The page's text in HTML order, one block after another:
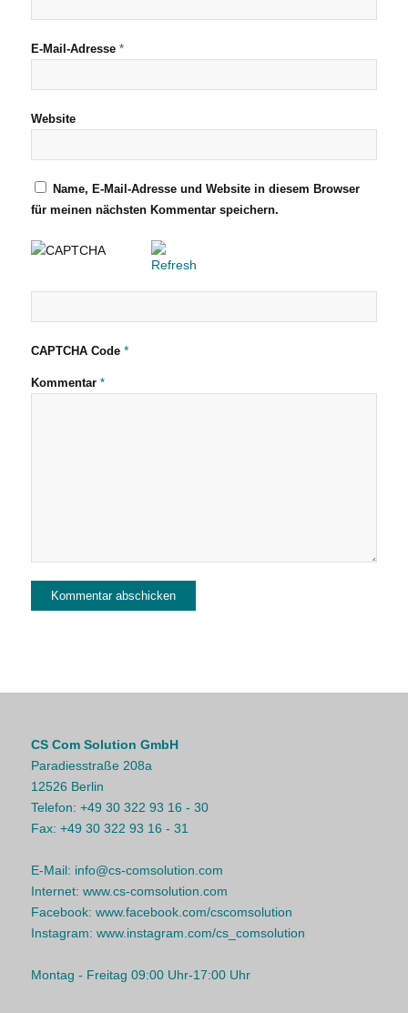
E-Mail-Adresse *
Website
Name, E-Mail-Adresse und Website in diesem Browser
für meinen nächsten Kommentar speichern.
CAPTCHA Code*
Kommentar *
CS Com Solution GmbH
Paradiesstraße 208a
12526 Berlin
Telefon: +49 30 322 93 16 - 30
Fax: +49 30 322 93 16 - 31
E-Mail: info@cs-comsolution.com
Internet: www.cs-comsolution.com
Facebook: www.facebook.com/cscomsolution
Instagram: www.instagram.com/cs_comsolution
Montag - Freitag 09:00 Uhr-17:00 Uhr